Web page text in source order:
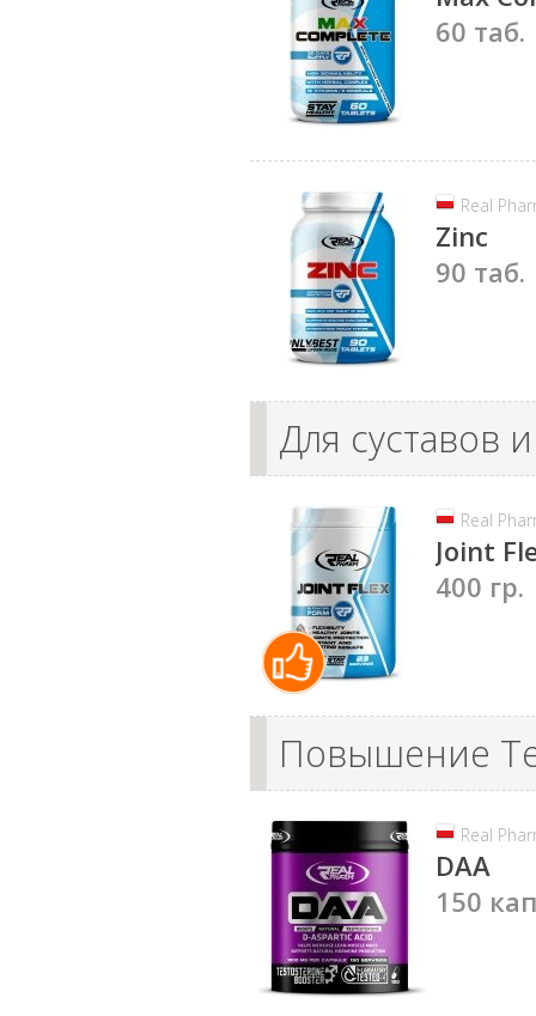
60 таб.
Real
Zinc
90 таб.
Для суставов
Real
Joint
400 гр.
Повышение
Real
DAA
150